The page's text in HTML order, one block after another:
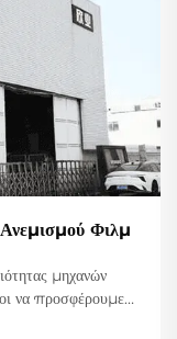
Φιλμ
μηχανών
να προσφέρουμε